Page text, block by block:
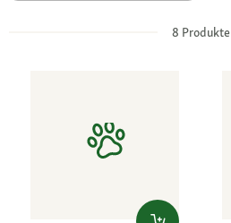
8 Produkte